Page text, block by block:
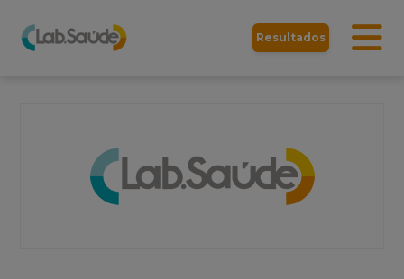
Resultados